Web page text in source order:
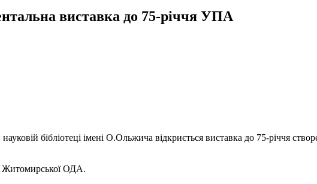
виставка до 75-річчя УПА
бібліотеці імені О.Ольжича відкриється виставка до 75-річчя
Житомирської ОДА.